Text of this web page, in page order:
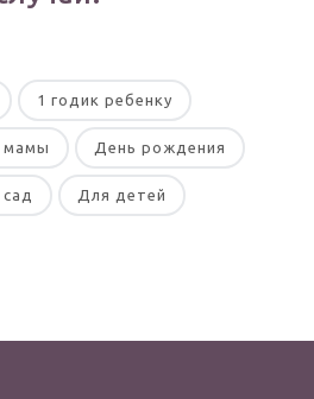
1 годик ребенку
мамы День рождения
Для детей